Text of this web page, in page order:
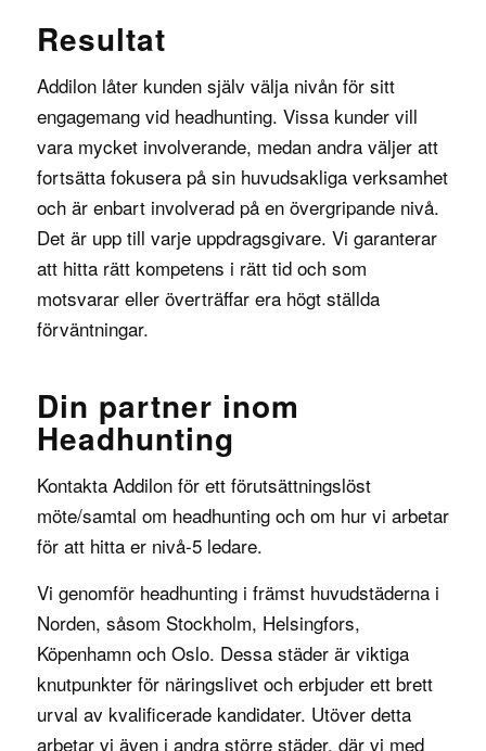
Resultat
Addilon låter kunden själv välja nivån för sitt
engagemang vid headhunting. Vissa kunder vill
vara mycket involverande, medan andra väljer att
fortsätta fokusera på sin huvudsakliga verksamhet
och är enbart involverad på en övergripande nivå.
Det är upp till varje uppdragsgivare. Vi garanterar
att hitta rätt kompetens i rätt tid och som
motsvarar eller överträffar era högt ställda
förväntningar.
Din partner inom
Headhunting
Kontakta Addilon för ett förutsättningslöst
möte/samtal om headhunting och om hur vi arbetar
för att hitta er nivå-5 ledare.
Vi genomför headhunting i främst huvudstäderna i
Norden, såsom Stockholm, Helsingfors,
Köpenhamn och Oslo. Dessa städer är viktiga
knutpunkter för näringslivet och erbjuder ett brett
urval av kvalificerade kandidater. Utöver detta
arbetar vi även i andra större städer, där vi med